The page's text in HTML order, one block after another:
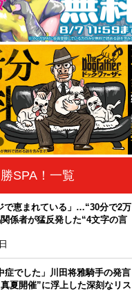
勝SPA！一覧
で恵まれている」…“30分で2万
係者が猛反発した“4文字の言
症でした」川田将雅騎手の発言
夏開催”に浮上した深刻なリス